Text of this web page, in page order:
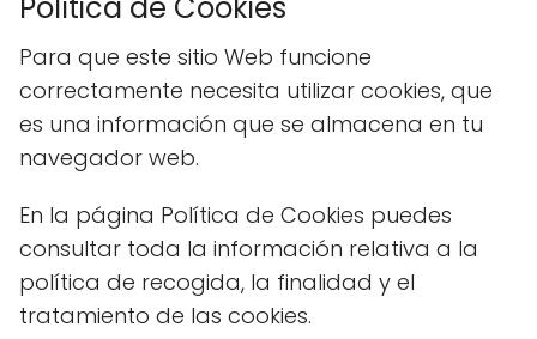
Para que este sitio Web funcione
correctamente necesita utilizar cookies, que
es una información que se almacena en tu
navegador web.
En la página Política de Cookies puedes
consultar toda la información relativa a la
política de recogida, la finalidad y el
tratamiento de las cookies.